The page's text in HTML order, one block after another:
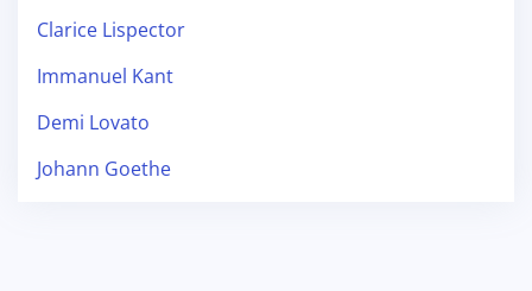
Clarice Lispector
Immanuel Kant
Demi Lovato
Johann Goethe